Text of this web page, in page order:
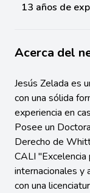
13 años de
Acerca del
Jesús Zelada es
con una sólida
experiencia en
Posee un
Derecho de
CALI
internacionales y
con una